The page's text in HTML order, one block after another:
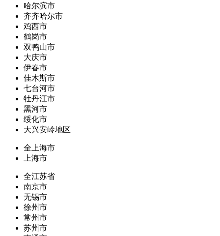
哈尔滨市
齐齐哈尔市
鸡西市
鹤岗市
双鸭山市
大庆市
伊春市
佳木斯市
七台河市
牡丹江市
黑河市
绥化市
大兴安岭地区
全上海市
上海市
全江苏省
南京市
无锡市
徐州市
常州市
苏州市